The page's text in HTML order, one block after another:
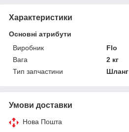
Характеристики
Основні атрибути
Виробник
Flo
Вага
2 кг
Тип запчастини
Шланг
Умови доставки
Нова Пошта